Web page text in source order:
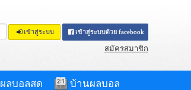
เข้าสู่ระบบ เข้าสู่ระบบด้วย facebook
สมัครสมาชิก
ผลบอลสด บ้านผลบอล